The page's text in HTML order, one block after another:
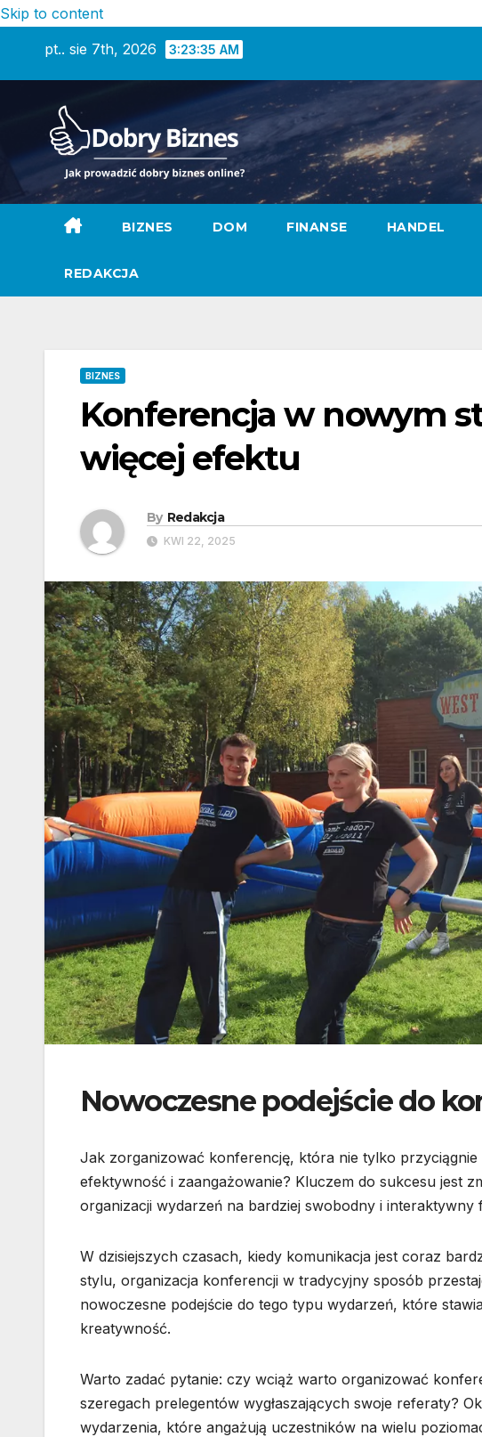
Skip to content
pt.. sie 7th, 2026
3:23:36 AM
BIZNES DOM FINANSE HANDEL
REDAKCJA
BIZNES
Konferencja w nowym
więcej efektu
By Redakcja
KWI 22, 2025
Nowoczesne podejście do
Jak zorganizować konferencję, która nie tylko
efektywność i zaangażowanie? Kluczem do sukcesu jest
organizacji wydarzeń na bardziej swobodny i interaktywny
W dzisiejszych czasach, kiedy komunikacja jest coraz
stylu, organizacja konferencji w tradycyjny sposób
nowoczesne podejście do tego typu wydarzeń, które
kreatywność.
Warto zadać pytanie: czy wciąż warto organizować
szeregach prelegentów wygłaszających swoje referaty?
wydarzenia, które angażują uczestników na wielu